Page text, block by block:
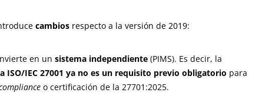
cambiosrespecto a la versión de 2019:
en unsistema independiente (PIMS). Es decir, la
ISO/IEC 27001 ya no es un requisito previo obligatorio para
o certificación de la 27701:2025.